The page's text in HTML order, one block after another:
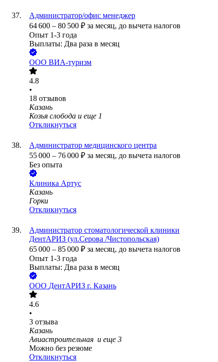
Администратор/офис менеджер
64 600 – 80 500 ₽ за месяц, до вычета налогов
Опыт 1-3 года
Выплаты: Два раза в месяц
ООО ВИА-туризм
4.8
•
18 отзывов
Казань
Козья слобода и еще 1
Откликнуться
Администратор медицинского центра
55 000 – 76 000 ₽ за месяц, до вычета налогов
Без опыта
Клиника Артус
Казань
Горки
Откликнуться
Администратор стоматологической клиники
ДентАРИЗ (ул.Серова /Чистопольская)
65 000 – 85 000 ₽ за месяц, до вычета налогов
Опыт 1-3 года
Выплаты: Два раза в месяц
ООО ДентАРИЗ г. Казань
4.6
•
3 отзыва
Казань
Авиастроительная и еще 3
Можно без резюме
Откликнуться